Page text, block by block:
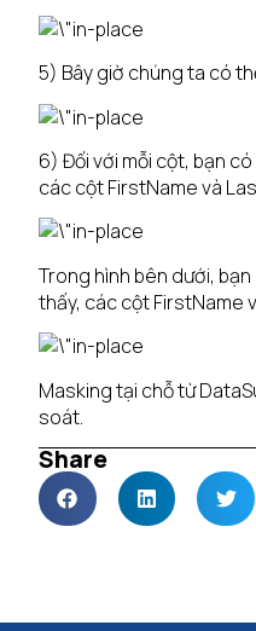
5) Bây giờ chúng ta có
6) Đối với mỗi cột, bạn
các cột FirstName và
Trong hình bên dưới,
thấy, các cột FirstName
Masking tại chỗ từ
soát.
Share